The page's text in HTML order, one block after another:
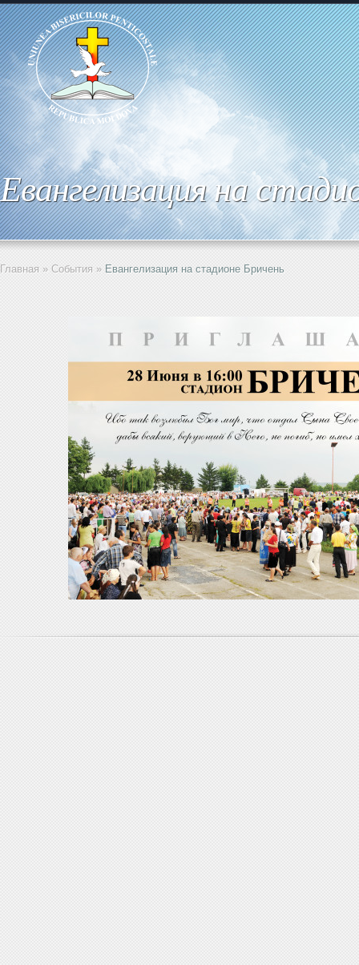
Евангелизация на
Главная » События » Евангелизация на стадионе Бричень